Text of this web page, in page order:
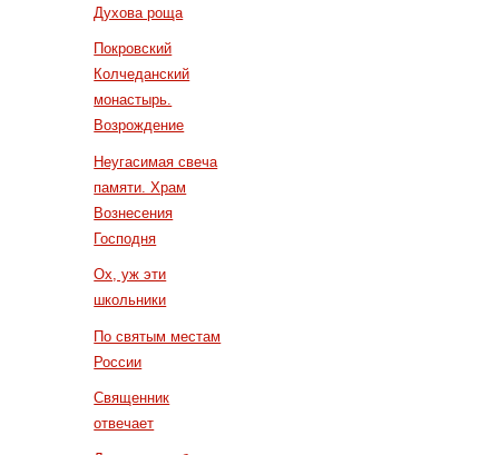
Духова роща
Покровский
Колчеданский
монастырь.
Возрождение
Неугасимая свеча
памяти. Храм
Вознесения
Господня
Ох, уж эти
школьники
По святым местам
России
Священник
отвечает